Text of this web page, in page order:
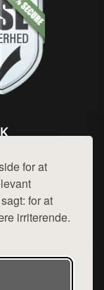
for at
for at
irriterende.
privatlivspolitik
en række